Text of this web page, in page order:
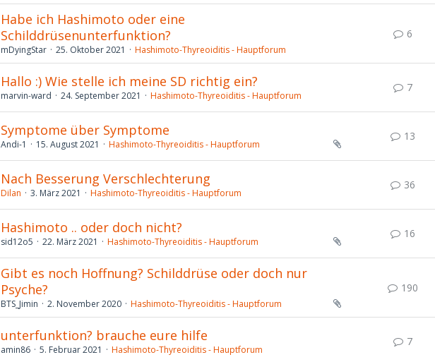
Habe ich Hashimoto oder eine
Schilddrüsenunterfunktion?
mDyingStar 25. Oktober 2021 Hashimoto-Thyreoiditis - Hauptforum
6
Hallo :) Wie stelle ich meine SD richtig ein?
marvin-ward 24. September 2021 Hashimoto-Thyreoiditis - Hauptforum
7
Symptome über Symptome
Andi-1 15. August 2021 Hashimoto-Thyreoiditis - Hauptforum
13
Nach Besserung Verschlechterung
Dilan 3. März 2021 Hashimoto-Thyreoiditis - Hauptforum
36
Hashimoto .. oder doch nicht?
sid12o5 22. März 2021 Hashimoto-Thyreoiditis - Hauptforum
16
Gibt es noch Hoffnung? Schilddrüse oder doch nur
Psyche?
BTS_Jimin 2. November 2020 Hashimoto-Thyreoiditis - Hauptforum
190
unterfunktion? brauche eure hilfe
amin86 5. Februar 2021 Hashimoto-Thyreoiditis - Hauptforum
7